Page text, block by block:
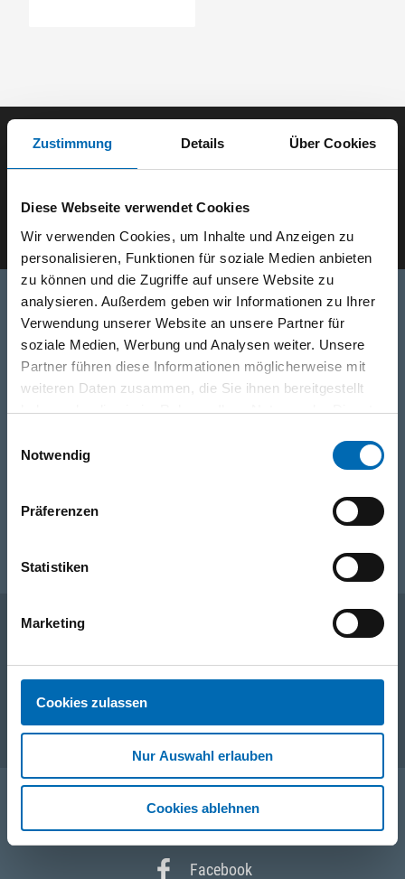
Zustimmung Details Über Cookies
Diese Webseite verwendet Cookies
Wir verwenden Cookies, um Inhalte und Anzeigen zu
personalisieren, Funktionen für soziale Medien anbieten
zu können und die Zugriffe auf unsere Website zu
analysieren. Außerdem geben wir Informationen zu Ihrer
Verwendung unserer Website an unsere Partner für
soziale Medien, Werbung und Analysen weiter. Unsere
Partner führen diese Informationen möglicherweise mit
weiteren Daten zusammen, die Sie ihnen bereitgestellt
haben oder die sie im Rahmen Ihrer Nutzung der Dienste
Notwendig
Präferenzen
Statistiken
Marketing
Cookies zulassen
Nur Auswahl erlauben
Cookies ablehnen
E-Mail eingeben
Telefon
0316/2771-0(Mo - Do: 07:30 - 17:00 Uhr Fr: 07:30 - 13:00 Uhr)
WhatsApp
Unternehmen
Service
Folgen Sie uns
Facebook